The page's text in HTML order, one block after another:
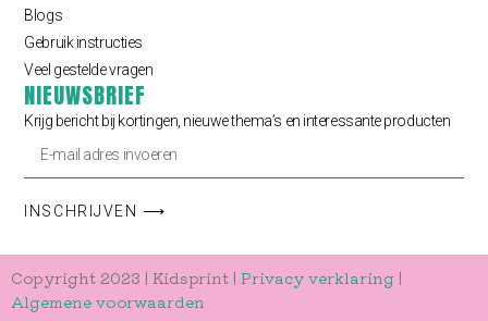
Blogs
Gebruik instructies
Veel gestelde vragen
NIEUWSBRIEF
Krijg bericht bij kortingen, nieuwe thema’s en interessante producten
INSCHRIJVEN ⟶
Copyright 2023 | Kidsprint | Privacy verklaring |
Algemene voorwaarden